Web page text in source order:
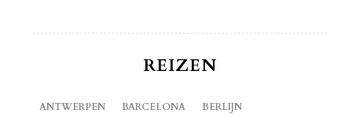
REIZEN
ANTWERPEN BARCELONA BERLIJN